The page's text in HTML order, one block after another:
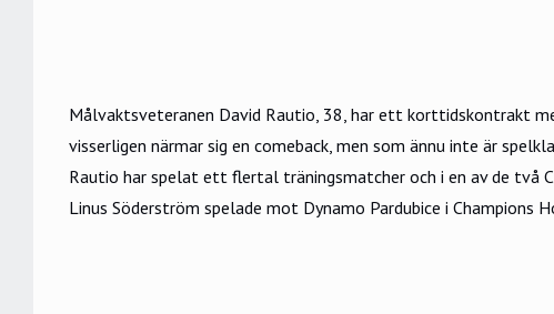
Målvaktsveteranen David Rautio, 38, har ett korttidskontrakt
visserligen närmar sig en comeback, men som ännu inte är
Rautio har spelat ett flertal träningsmatcher och i en av de två
Linus Söderström spelade mot Dynamo Pardubice i Champions